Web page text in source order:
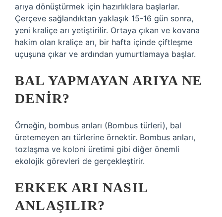
arıya dönüştürmek için hazırlıklara başlarlar.
Çerçeve sağlandıktan yaklaşık 15-16 gün sonra,
yeni kraliçe arı yetiştirilir. Ortaya çıkan ve kovana
hakim olan kraliçe arı, bir hafta içinde çiftleşme
uçuşuna çıkar ve ardından yumurtlamaya başlar.
BAL YAPMAYAN ARIYA NE
DENIR?
Örneğin, bombus arıları (Bombus türleri), bal
üretemeyen arı türlerine örnektir. Bombus arıları,
tozlaşma ve koloni üretimi gibi diğer önemli
ekolojik görevleri de gerçekleştirir.
ERKEK ARI NASIL
ANLAŞILIR?